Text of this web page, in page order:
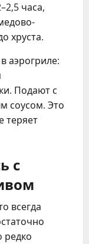
часа,
хруста.
аэрогриле:
Подают с
соусом. Это
теряет
с
всегда
редко